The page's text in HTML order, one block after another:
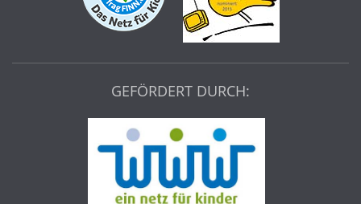
GEFÖRDERT DURCH: